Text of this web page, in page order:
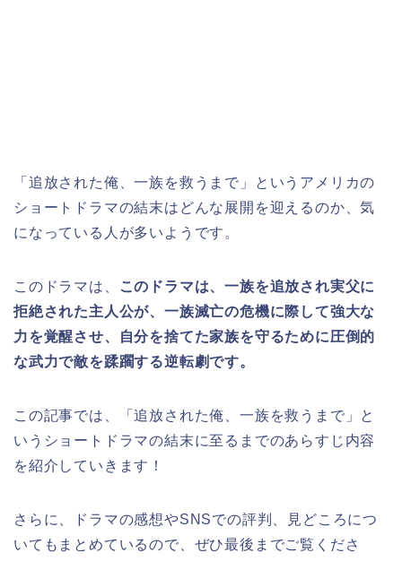
「追放された俺、一族を救うまで」というアメリカの
ショートドラマの結末はどんな展開を迎えるのか、気
になっている人が多いようです。
このドラマは、
このドラマは、一族を追放され実父に
拒絶された主人公が、一族滅亡の危機に際して強大な
力を覚醒させ、自分を捨てた家族を守るために圧倒的
な武力で敵を蹂躙する逆転劇です。
この記事では、「追放された俺、一族を救うまで」と
いうショートドラマの結末に至るまでのあらすじ内容
を紹介していきます！
さらに、ドラマの感想やSNSでの評判、見どころにつ
いてもまとめているので、ぜひ最後までご覧くださ